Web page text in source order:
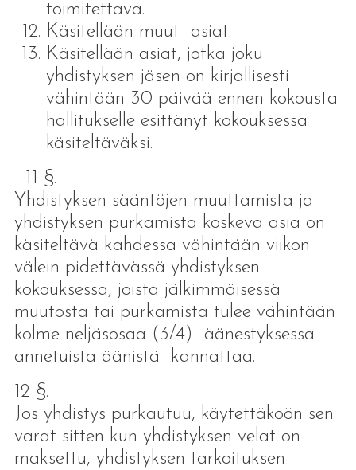
toimitettava.
Käsitellään muut asiat.
Käsitellään asiat, jotka joku
yhdistyksen jäsen on kirjallisesti
vähintään 30 päivää ennen kokousta
hallitukselle esittänyt kokouksessa
11 §.
Yhdistyksen sääntöjen muuttamista ja
yhdistyksen purkamista koskeva asia on
käsiteltävä kahdessa vähintään viikon
välein pidettävässä yhdistyksen
kokouksessa, joista jälkimmäisessä
muutosta tai purkamista tulee vähintään
kolme neljäsosaa (3/4) äänestyksessä
annetuista äänistä kannattaa.
12 §.
Jos yhdistys purkautuu, käytettäköön sen
varat sitten kun yhdistyksen velat on
maksettu, yhdistyksen tarkoituksen